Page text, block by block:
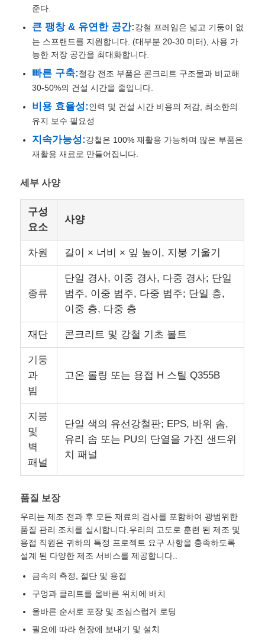
우리 에 관한 것
공장 투어
품질 관리
저희와 연락
뉴스
사건
블로그
견적 요청
조립식 강철 구조
강철 구조 창고
철강 구조 워크숍
강철 구조 빌딩
강철 프레임 빌딩
철골 구조물 제작
강철 건축 자재
가금류 집
준다.
큰 팽창 & 유연한 공간:강철 프레임은 넓고 기둥이 없
는 스프랜드를 지원합니다. (대부분 20-30 미터), 사용 가
능한 저장 공간을 최대화합니다.
빠른 구축:철강 전조 부품은 콘크리트 구조물과 비교해
30-50%의 건설 시간을 줄입니다.
비용 효율성:인력 및 건설 시간 비용의 저감, 최소한의
유지 보수 필요성
지속가능성:강철은 100% 재활용 가능하며 많은 부품은
재활용 재료로 만들어집니다.
세부 사양
구성
요소
사양
차원 길이 × 너비 × 잎 높이, 지붕 기울기
종류
단일 경사, 이중 경사, 다중 경사; 단일
범주, 이중 범주, 다중 범주; 단일 층,
이중 층, 다중 층
재단 콘크리트 및 강철 기초 볼트
기둥
과
빔
고온 롤링 또는 용접 H 스틸 Q355B
지붕
및
벽
패널
단일 색의 유선강철판; EPS, 바위 솜,
유리 솜 또는 PU의 단열을 가진 샌드위
치 패널
품질 보장
우리는 제조 전과 후 모든 재료의 검사를 포함하여 광범위한
품질 관리 조치를 실시합니다.우리의 고도로 훈련 된 제조 및
용접 직원은 귀하의 특정 프로젝트 요구 사항을 충족하도록
설계 된 다양한 제조 서비스를 제공합니다..
금속의 측정, 절단 및 용접
구멍과 클리트를 올바른 위치에 배치
올바른 순서로 포장 및 조심스럽게 로딩
필요에 따라 현장에 보내기 및 설치